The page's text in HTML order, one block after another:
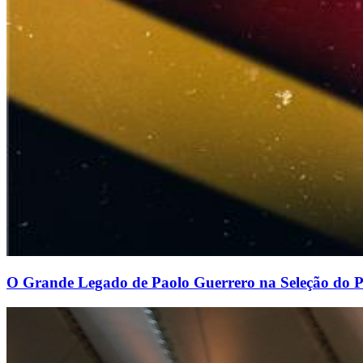
O Grande Legado de Paolo Guerrero na Seleção do